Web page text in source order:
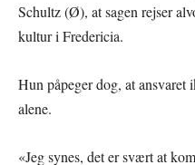
Schultz (Ø), at sagen rejser
kultur i Fredericia.
Hun påpeger dog, at
alene.
«Jeg synes, det er svært at